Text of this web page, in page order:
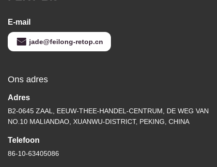
E-mail
jade@feilong-retop.cn
Ons adres
Adres
B2-0645 ZAAL, EEUW-THEE-HANDEL-CENTRUM, DE WEG VAN
NO.10 MALIANDAO, XUANWU-DISTRICT, PEKING, CHINA
Telefoon
86-10-63405086